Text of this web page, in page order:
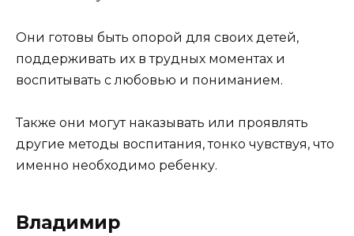
Они готовы быть опорой для своих детей,
поддерживать их в трудных моментах и
воспитывать с любовью и пониманием.
Также они могут наказывать или проявлять
другие методы воспитания, тонко чувствуя, что
именно необходимо ребенку.
Владимир